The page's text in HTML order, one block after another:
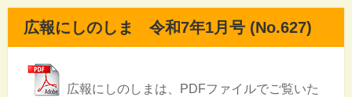
の
広報にしのしま 令和7年1月号 (No.627)
広報にしのしまは、PDFファイルでご覧いた